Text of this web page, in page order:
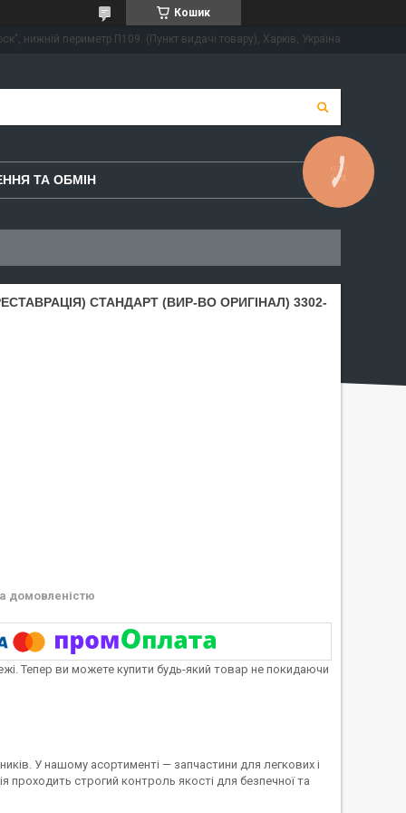
Кошик
нижній периметр П109. (Пункт видачі товару), Харків, Україна
ТА ОБМІН
СТАНДАРТ (ВИР-ВО ОРИГIНАЛ) 3302-
домовленістю
Тепер ви можете купити будь-який товар не покидаючи
У нашому асортименті — запчастини для легкових і
строгий контроль якості для безпечної та
КНОПКА
ЗВ'ЯЗКУ